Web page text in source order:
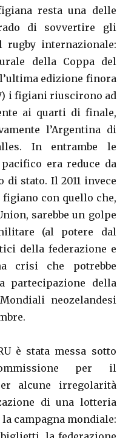
resta una delle
di sovvertire gli
internazionale:
della Coppa del
edizione finora
i figiani riuscirono ad
ai quarti di finale,
l’Argentina di
In entrambe le
era reduce da
stato. Il 2011 invece
con quello che,
sarebbe un golpe
(al potere dal
della federazione e
crisi che potrebbe
partecipazione della
neozelandesi
è stata messa sotto
per il
alcune irregolarità
di una lotteria
campagna mondiale: